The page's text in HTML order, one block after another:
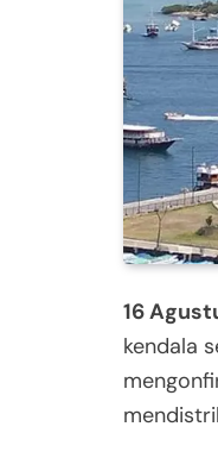
16
kendala